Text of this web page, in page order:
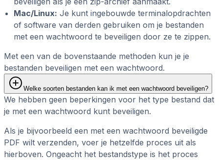
Mac/Linux: Je kunt ingebouwde terminalopdrachten
of software van derden gebruiken om je bestanden
met een wachtwoord te beveiligen door ze te zippen.
Met een van de bovenstaande methoden kun je je
bestanden beveiligen met een wachtwoord.
Welke soorten bestanden kan ik met een wachtwoord beveiligen?
We hebben geen beperkingen voor het type bestand dat
je met een wachtwoord kunt beveiligen.
Als je bijvoorbeeld een met een wachtwoord beveiligde
PDF wilt verzenden, voer je hetzelfde proces uit als
hierboven. Ongeacht het bestandstype is het proces